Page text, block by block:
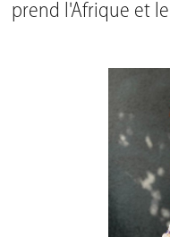
prend l'Afrique et